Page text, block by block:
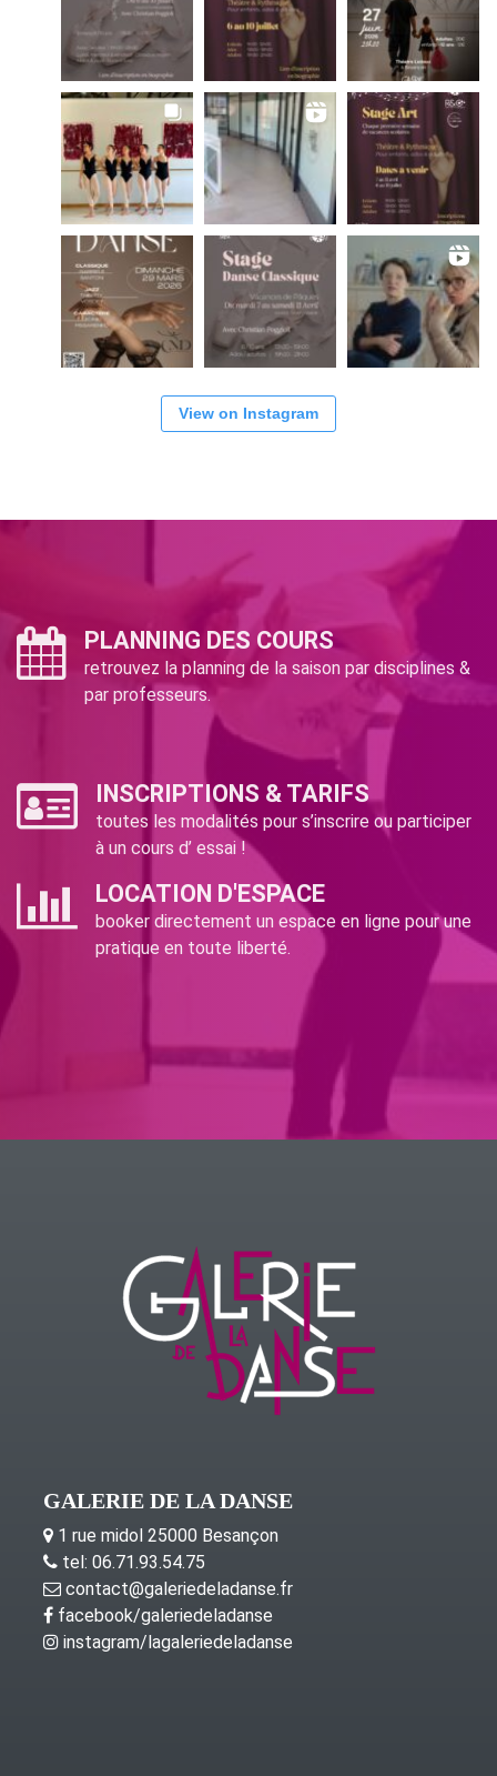
View on Instagram
PLANNING DES COURS
retrouvez la planning de la saison par disciplines &
par professeurs.
INSCRIPTIONS & TARIFS
toutes les modalités pour s’inscrire ou participer
à un cours d’ essai !
LOCATION D'ESPACE
booker directement un espace en ligne pour une
pratique en toute liberté.
GALERIE DE LA DANSE
1 rue midol 25000 Besançon
tel: 06.71.93.54.75
contact@galeriedeladanse.fr
facebook/galeriedeladanse
instagram/lagaleriedeladanse